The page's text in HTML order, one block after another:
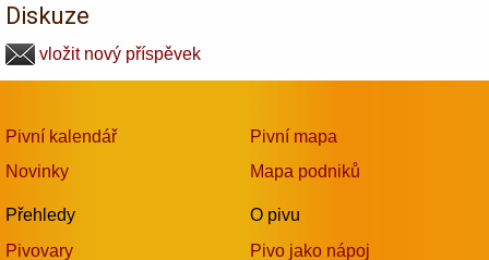
Diskuze
vložit nový příspěvek
Pivní kalendář
Novinky
Přehledy
Pivovary
Pivní mapa
Mapa podniků
O pivu
Pivo jako nápoj